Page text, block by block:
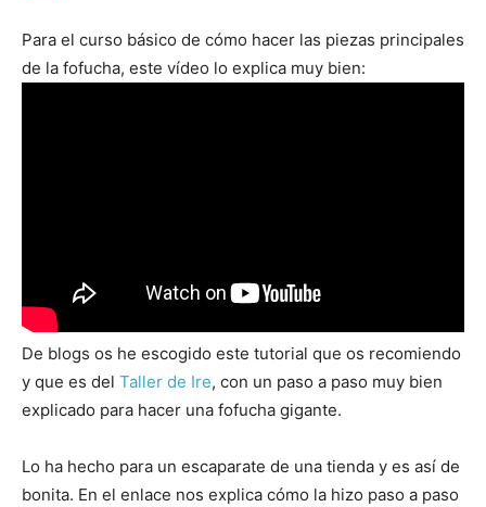
Para el curso básico de cómo hacer las piezas principales
de la fofucha, este vídeo lo explica muy bien:
De blogs os he escogido este tutorial que os recomiendo
y que es del Taller de Ire, con un paso a paso muy bien
explicado para hacer una fofucha gigante.
Lo ha hecho para un escaparate de una tienda y es así de
bonita. En el enlace nos explica cómo la hizo paso a paso